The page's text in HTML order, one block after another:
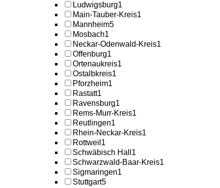
Ludwigsburg1
Main-Tauber-Kreis1
Mannheim5
Mosbach1
Neckar-Odenwald-Kreis1
Offenburg1
Ortenaukreis1
Ostalbkreis1
Pforzheim1
Rastatt1
Ravensburg1
Rems-Murr-Kreis1
Reutlingen1
Rhein-Neckar-Kreis1
Rottweil 1
Schwäbisch Hall 1
Schwarzwald-Baar-Kreis1
Sigmaringen1
Stuttgart5